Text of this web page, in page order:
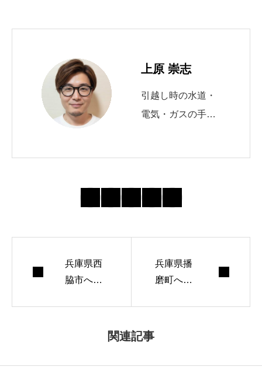
上原 崇志
引越し時の水道・
電気・ガスの手続
の最新動向を追
い、初めてでも迷
す。 週末はランニ
ングとコーヒー焙
兵庫県西
脇市へ引
兵庫県播
磨町へ引
関連記事